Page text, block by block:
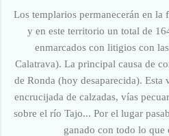
Los templarios permanecerán en la
y en este territorio un total de
enmarcados con litigios con
Calatrava). La principal causa de
de Ronda (hoy desaparecida). Esta
encrucijada de calzadas, vías
sobre el río Tajo... Por el lugar
ganado con todo lo que